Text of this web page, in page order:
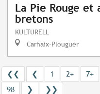
La Pie Rouge
bretons
KULTURELL
Carhaix-Plouguer
❮❮ ❮ 1 2+ 7+
98
❯ ❯❯